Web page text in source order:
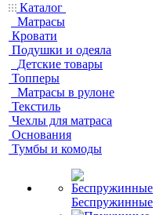
Каталог
Матрасы
Кровати
Подушки и одеяла
Детские товары
Топперы
Матрасы в рулоне
Текстиль
Чехлы для матраса
Основания
Тумбы и комоды
Беспружинные